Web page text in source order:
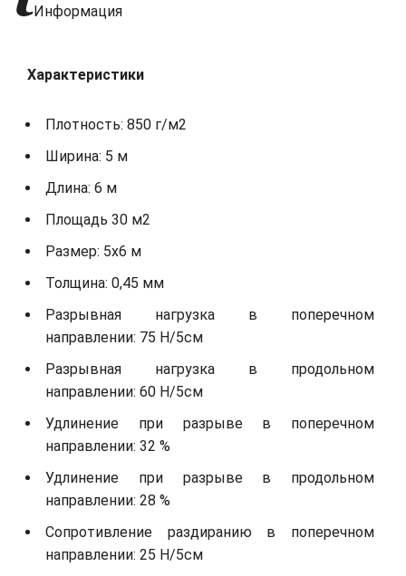
Информация
Характеристики
Плотность: 850 г/м2
Ширина: 5 м
Длина: 6 м
Площадь 30 м2
Размер: 5x6 м
Толщина: 0,45 мм
Разрывная нагрузка в поперечном
направлении: 75 Н/5см
Разрывная нагрузка в продольном
направлении: 60 Н/5см
Удлинение при разрыве в поперечном
направлении: 32 %
Удлинение при разрыве в продольном
направлении: 28 %
Сопротивление раздиранию в поперечном
направлении: 25 Н/5см